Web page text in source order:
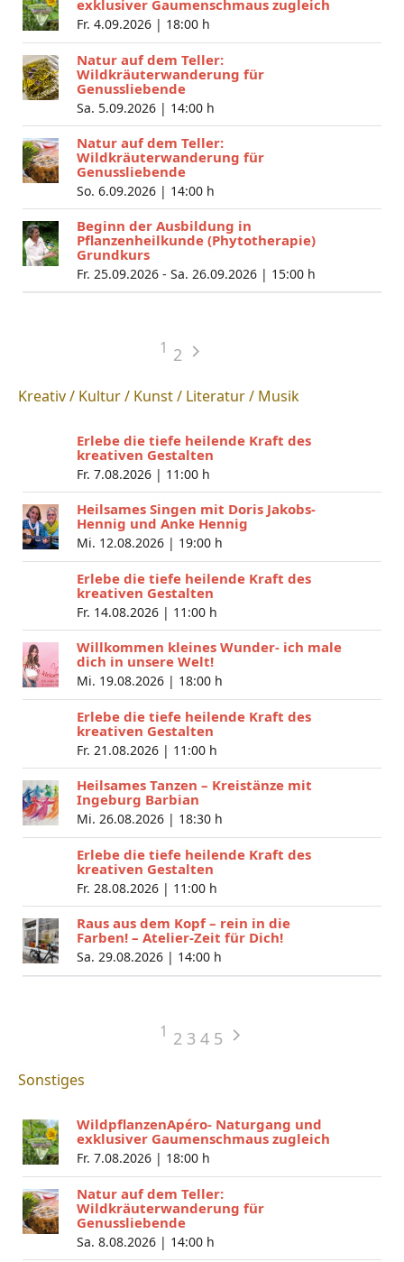
exklusiver Gaumenschmaus zugleich
Fr. 4.09.2026 | 18:00 h
Natur auf dem Teller:
Wildkräuterwanderung für
Genussliebende
Sa. 5.09.2026 | 14:00 h
Natur auf dem Teller:
Wildkräuterwanderung für
Genussliebende
So. 6.09.2026 | 14:00 h
Beginn der Ausbildung in
Pflanzenheilkunde (Phytotherapie)
Grundkurs
Fr. 25.09.2026 - Sa. 26.09.2026 | 15:00 h
1 2
Kreativ / Kultur / Kunst / Literatur / Musik
Erlebe die tiefe heilende Kraft des
kreativen Gestalten
Fr. 7.08.2026 | 11:00 h
Heilsames Singen mit Doris Jakobs-
Hennig und Anke Hennig
Mi. 12.08.2026 | 19:00 h
Erlebe die tiefe heilende Kraft des
kreativen Gestalten
Fr. 14.08.2026 | 11:00 h
Willkommen kleines Wunder- ich male
dich in unsere Welt!
Mi. 19.08.2026 | 18:00 h
Erlebe die tiefe heilende Kraft des
kreativen Gestalten
Fr. 21.08.2026 | 11:00 h
Heilsames Tanzen – Kreistänze mit
Ingeburg Barbian
Mi. 26.08.2026 | 18:30 h
Erlebe die tiefe heilende Kraft des
kreativen Gestalten
Fr. 28.08.2026 | 11:00 h
Raus aus dem Kopf – rein in die
Farben! – Atelier-Zeit für Dich!
Sa. 29.08.2026 | 14:00 h
1 2 3 4 5
Sonstiges
WildpflanzenApéro- Naturgang und
exklusiver Gaumenschmaus zugleich
Fr. 7.08.2026 | 18:00 h
Natur auf dem Teller:
Wildkräuterwanderung für
Genussliebende
Sa. 8.08.2026 | 14:00 h